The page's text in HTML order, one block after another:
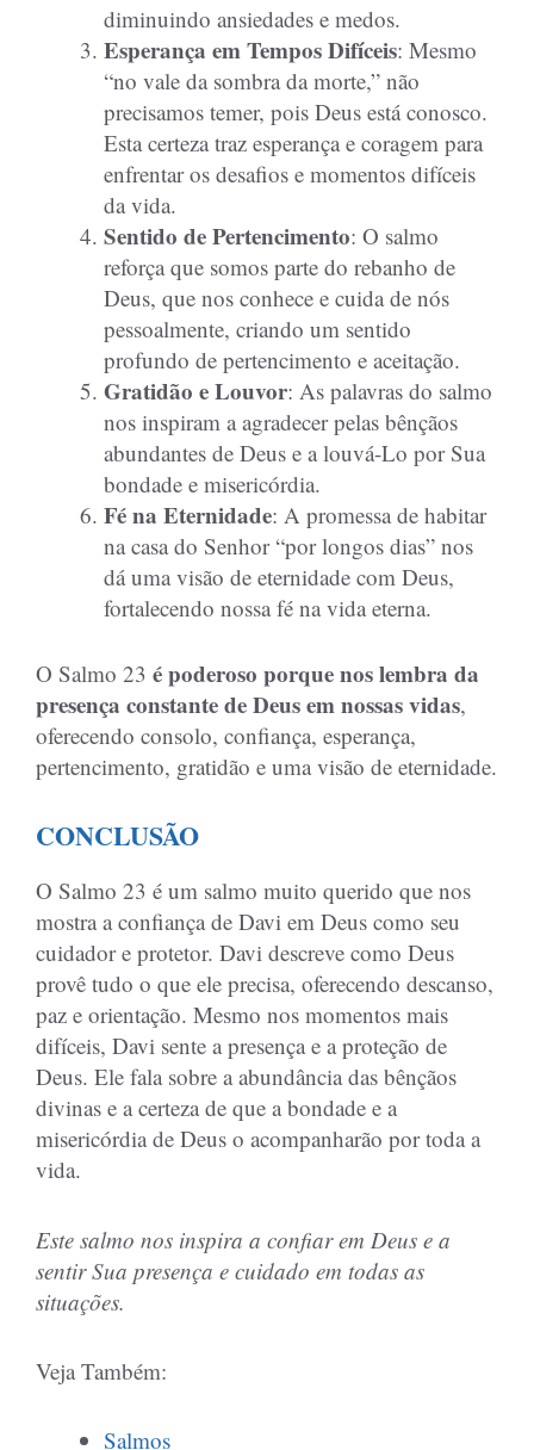
diminuindo ansiedades e medos.
Esperança em Tempos Difíceis: Mesmo
“no vale da sombra da morte,” não
precisamos temer, pois Deus está conosco.
Esta certeza traz esperança e coragem para
enfrentar os desafios e momentos difíceis
da vida.
Sentido de Pertencimento: O salmo
reforça que somos parte do rebanho de
Deus, que nos conhece e cuida de nós
pessoalmente, criando um sentido
profundo de pertencimento e aceitação.
Gratidão e Louvor: As palavras do salmo
nos inspiram a agradecer pelas bênçãos
abundantes de Deus e a louvá-Lo por Sua
bondade e misericórdia.
Fé na Eternidade: A promessa de habitar
na casa do Senhor “por longos dias” nos
dá uma visão de eternidade com Deus,
fortalecendo nossa fé na vida eterna.
O Salmo 23 é poderoso porque nos lembra da
presença constante de Deus em nossas vidas,
oferecendo consolo, confiança, esperança,
pertencimento, gratidão e uma visão de eternidade.
CONCLUSÃO
O Salmo 23 é um salmo muito querido que nos
mostra a confiança de Davi em Deus como seu
cuidador e protetor. Davi descreve como Deus
provê tudo o que ele precisa, oferecendo descanso,
paz e orientação. Mesmo nos momentos mais
difíceis, Davi sente a presença e a proteção de
Deus. Ele fala sobre a abundância das bênçãos
divinas e a certeza de que a bondade e a
misericórdia de Deus o acompanharão por toda a
vida.
Este salmo nos inspira a confiar em Deus e a
sentir Sua presença e cuidado em todas as
situações.
Veja Também:
Salmos